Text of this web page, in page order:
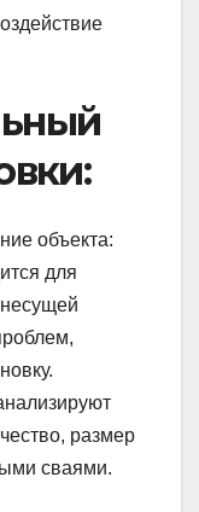
объекта:
для
размер
сваями.